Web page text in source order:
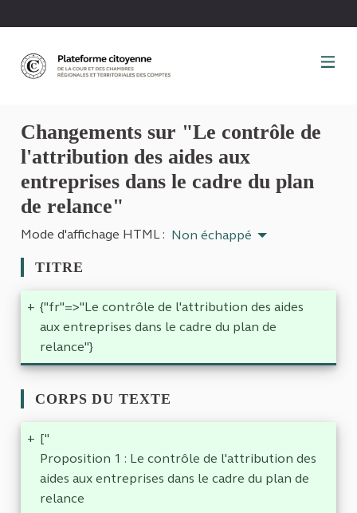
Changements sur "Le contrôle de
l'attribution des aides aux
entreprises dans le cadre du plan
de relance"
Mode d'affichage HTML : Non échappé
TITRE
+ {"fr"=>"Le contrôle de l'attribution des aides
aux entreprises dans le cadre du plan de
relance"}
CORPS DU TEXTE
+ ["
Proposition 1 : Le contrôle de l'attribution des
aides aux entreprises dans le cadre du plan de
relance